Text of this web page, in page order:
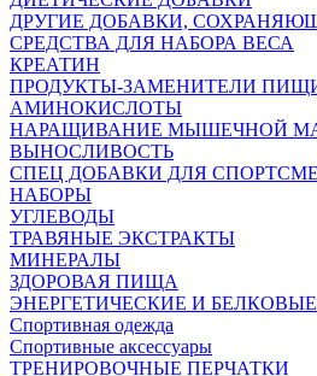
ДРУГИЕ ДОБАВКИ,
СРЕДСТВА ДЛЯ НАБОРА ВЕСА
КРЕАТИН
ПРОДУКТЫ-ЗАМЕНИТЕЛИ
АМИНОКИСЛОТЫ
НАРАЩИВАНИЕ МЫШЕЧНОЙ
ВЫНОСЛИВОСТЬ
СПЕЦ ДОБАВКИ ДЛЯ
НАБОРЫ
УГЛЕВОДЫ
ТРАВЯНЫЕ ЭКСТРАКТЫ
МИНЕРАЛЫ
ЗДОРОВАЯ ПИЩА
ЭНЕРГЕТИЧЕСКИЕ И
Спортивная одежда
Спортивные аксессуары
ТРЕНИРОВОЧНЫЕ ПЕРЧАТКИ